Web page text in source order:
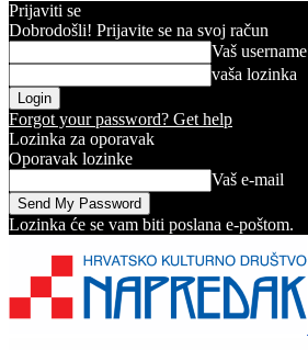
Prijaviti se
Dobrodošli! Prijavite se na svoj račun
Vaš username
vaša lozinka
Forgot your password? Get help
Lozinka za oporavak
Oporavak lozinke
Vaš e-mail
Lozinka će se vam biti poslana e-poštom.